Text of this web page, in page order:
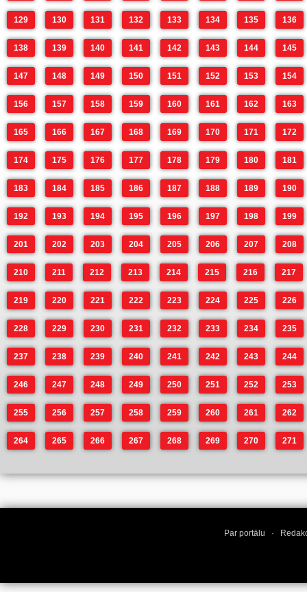
129 130 131 132 133 134 135 136
138 139 140 141 142 143 144 145
147 148 149 150 151 152 153 154
156 157 158 159 160 161 162 163
165 166 167 168 169 170 171 172
174 175 176 177 178 179 180 181
183 184 185 186 187 188 189 190
192 193 194 195 196 197 198 199
201 202 203 204 205 206 207 208
210 211 212 213 214 215 216 217
219 220 221 222 223 224 225 226
228 229 230 231 232 233 234 235
237 238 239 240 241 242 243 244
246 247 248 249 250 251 252 253
255 256 257 258 259 260 261 262
264 265 266 267 268 269 270 271
Par portālu ·